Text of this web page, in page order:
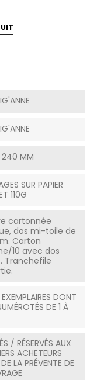
240 MM
SUR PAPIER
110G
cartonnée
dos mi-toile de
Carton
10 avec dos
Tranchefile
DONT
DE 1 À
/ RÉSERVÉS AUX
ACHETEURS
LA PRÉVENTE DE